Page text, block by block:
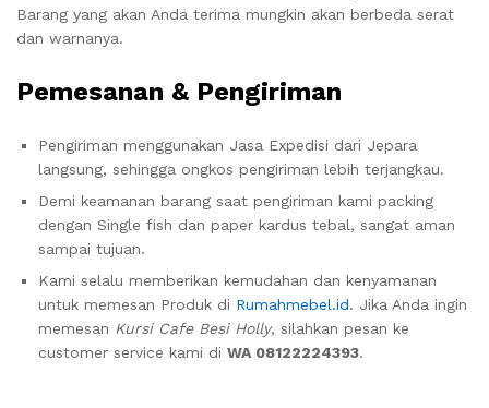
Barang yang akan Anda terima mungkin akan berbeda serat
dan warnanya.
Pemesanan & Pengiriman
Pengiriman menggunakan Jasa Expedisi dari Jepara
langsung, sehingga ongkos pengiriman lebih terjangkau.
Demi keamanan barang saat pengiriman kami packing
dengan Single fish dan paper kardus tebal, sangat aman
sampai tujuan.
Kami selalu memberikan kemudahan dan kenyamanan
untuk memesan Produk di Rumahmebel.id. Jika Anda ingin
memesan Kursi Cafe Besi Holly, silahkan pesan ke
customer service kami di WA 08122224393.